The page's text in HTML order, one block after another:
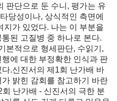
판단으로 둔 수니, 평가는 유
당성이나, 상식적인 측면에
지가 있었다. 나는 이 부분을
된 고질병 중 하나로 본다.
본적으로 형세판단, 수읽기,
에 대한 부정확한 인식과 판
.신진서의 제1회 난가배 바
밝힌 감회를 참고하기 바란
난가배 - 신진서의 극한 분